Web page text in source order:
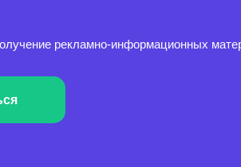
рекламно-информационных